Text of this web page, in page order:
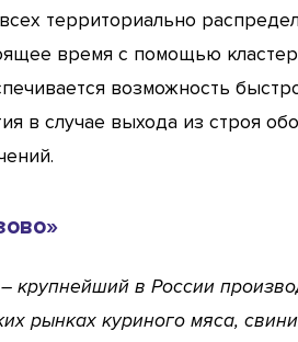
территориально
время с помощью
возможность
в случае выхода из строя
крупнейший в России
рынках куриного мяса,